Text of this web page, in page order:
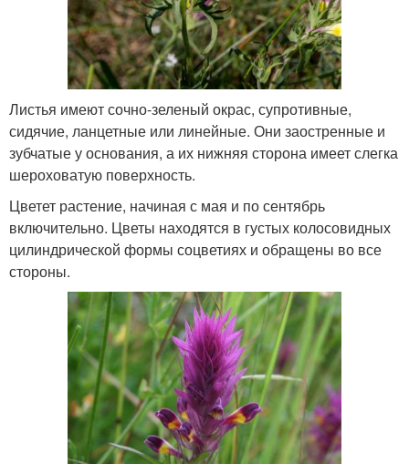
Листья имеют сочно-зеленый окрас, супротивные,
сидячие, ланцетные или линейные. Они заостренные и
зубчатые у основания, а их нижняя сторона имеет слегка
шероховатую поверхность.
Цветет растение, начиная с мая и по сентябрь
включительно. Цветы находятся в густых колосовидных
цилиндрической формы соцветиях и обращены во все
стороны.